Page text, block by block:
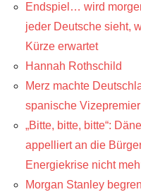
Endspiel… wird
jeder Deutsche sieht,
Kürze erwartet
Hannah Rothschild
Merz machte
spanische Vizepremier
„Bitte, bitte, bitte“:
appelliert an die
Energiekrise nicht
Morgan Stanley